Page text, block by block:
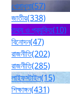
খেলাধুলা(57)
জাতীয়(338)
তথ্য ও প্রযুক্তি(10)
বিনোদন(47)
রাজনীতি(202)
রাজনীতি(285)
লাইফস্টাইল(15)
শিক্ষাঙ্গন(431)